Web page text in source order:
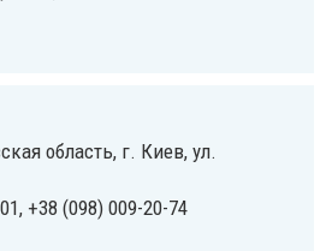
область, г. Киев, ул.
+38 (098) 009-20-74